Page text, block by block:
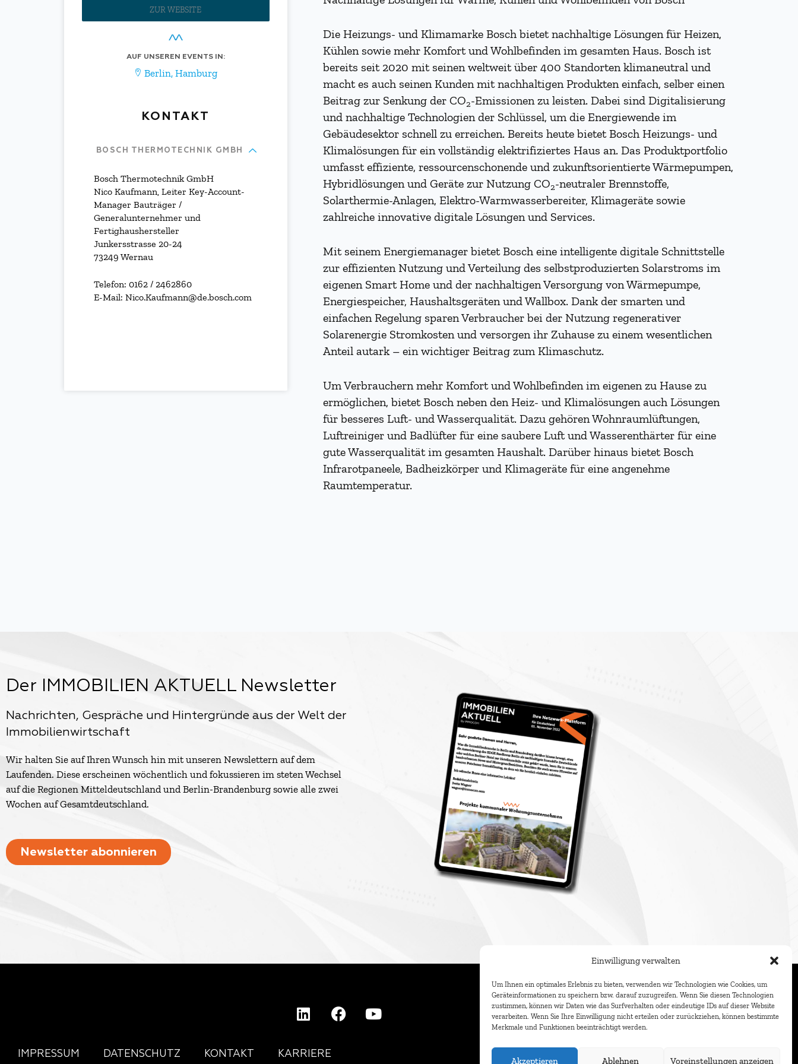
Einwilligung verwalten
Um Ihnen ein optimales Erlebnis zu bieten, verwenden wir Technologien wie Cookies, um
Geräteinformationen zu speichern bzw. darauf zuzugreifen. Wenn Sie diesen Technologien
zustimmen, können wir Daten wie das Surfverhalten oder eindeutige IDs auf dieser Website
verarbeiten. Wenn Sie Ihre Einwilligung nicht erteilen oder zurückziehen, können bestimmte
Merkmale und Funktionen beeinträchtigt werden.
Akzeptieren Ablehnen Voreinstellungen anzeigen
ZUR WEBSITE
AUF UNSEREN EVENTS IN:
Berlin,Hamburg
KONTAKT
BOSCH THERMOTECHNIK GMBH
Bosch Thermotechnik GmbH
Nico Kaufmann, Leiter Key-Account-
Manager Bauträger /
Generalunternehmer und
Fertighaushersteller
Junkersstrasse 20-24
73249 Wernau
Telefon: 0162 / 2462860
E-Mail: Nico.Kaufmann@de.bosch.com
Die Heizungs- und Klimamarke Bosch bietet nachhaltige Lösungen für Heizen,
Kühlen sowie mehr Komfort und Wohlbefinden im gesamten Haus. Bosch ist
bereits seit 2020 mit seinen weltweit über 400 Standorten klimaneutral und
macht es auch seinen Kunden mit nachhaltigen Produkten einfach, selber einen
Beitrag zur Senkung der CO2-Emissionen zu leisten. Dabei sind Digitalisierung
und nachhaltige Technologien der Schlüssel, um die Energiewende im
Gebäudesektor schnell zu erreichen. Bereits heute bietet Bosch Heizungs- und
Klimalösungen für ein vollständig elektrifiziertes Haus an. Das Produktportfolio
umfasst effiziente, ressourcenschonende und zukunftsorientierte Wärmepumpen,
Hybridlösungen und Geräte zur Nutzung CO2-neutraler Brennstoffe,
Solarthermie-Anlagen, Elektro-Warmwasserbereiter, Klimageräte sowie
zahlreiche innovative digitale Lösungen und Services.
Mit seinem Energiemanager bietet Bosch eine intelligente digitale Schnittstelle
zur effizienten Nutzung und Verteilung des selbstproduzierten Solarstroms im
eigenen Smart Home und der nachhaltigen Versorgung von Wärmepumpe,
Energiespeicher, Haushaltsgeräten und Wallbox. Dank der smarten und
einfachen Regelung sparen Verbraucher bei der Nutzung regenerativer
Solarenergie Stromkosten und versorgen ihr Zuhause zu einem wesentlichen
Anteil autark – ein wichtiger Beitrag zum Klimaschutz.
Um Verbrauchern mehr Komfort und Wohlbefinden im eigenen zu Hause zu
ermöglichen, bietet Bosch neben den Heiz- und Klimalösungen auch Lösungen
für besseres Luft- und Wasserqualität. Dazu gehören Wohnraumlüftungen,
Luftreiniger und Badlüfter für eine saubere Luft und Wasserenthärter für eine
gute Wasserqualität im gesamten Haushalt. Darüber hinaus bietet Bosch
Infrarotpaneele, Badheizkörper und Klimageräte für eine angenehme
Raumtemperatur.
Der IMMOBILIEN AKTUELL Newsletter
Nachrichten, Gespräche und Hintergründe aus der Welt der
Immobilienwirtschaft
Wir halten Sie auf Ihren Wunsch hin mit unseren Newslettern auf dem
Laufenden. Diese erscheinen wöchentlich und fokussieren im steten Wechsel
auf die Regionen Mitteldeutschland und Berlin-Brandenburg sowie alle zwei
Wochen auf Gesamtdeutschland.
Newsletter abonnieren
IMPRESSUM DATENSCHUTZ KONTAKT KARRIERE